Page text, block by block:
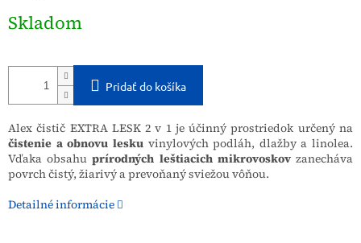
cena:
Skladom
Pridať do košíka
Alex čistič EXTRA LESK 2 v 1 je účinný prostriedok určený na
čistenie a obnovu leskuvinylových podláh, dlažby a linolea.
Vďaka obsahuprírodných leštiacich mikrovoskovzanecháva
povrch čistý, žiarivý a prevoňaný sviežou vôňou.
Detailné informácie